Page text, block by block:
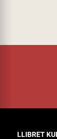
LLIBRET